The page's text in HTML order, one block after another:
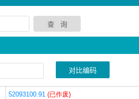
对比编码
52093100.91 (已作废)